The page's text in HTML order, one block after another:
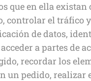
que en ella existan
controlar el tráfico
de datos,
a partes de
recordar los
un pedido, realizar